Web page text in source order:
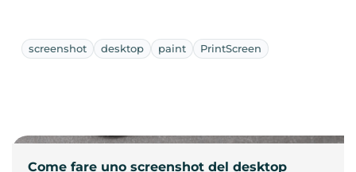
screenshot desktop paint PrintScreen
Come fare uno screenshot del desktop